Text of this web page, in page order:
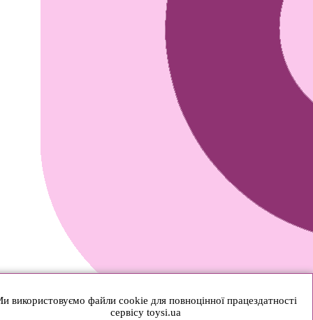
використовуємо файли cookie для повноцінної працездатності
сервісу toysi.ua